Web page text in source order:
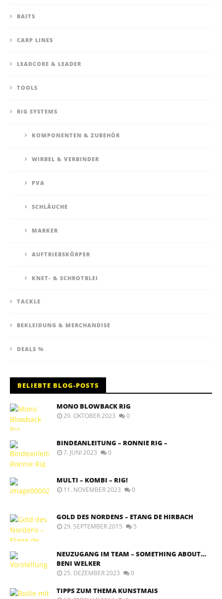
BAITS
CARP LINES
LEADCORE & LEADER
TOOLS
RIG SYSTEMS
KOMPONENTEN & ZUBEHÖR
WIRBEL & VERBINDER
PVA
SCHLÄUCHE
MARKER
AUFTRIEBSKÖRPER
KNET- & SCHROTBLEI
TACKLE
BEKLEIDUNG & MERCHANDISE
DEALS %
BELIEBTE BLOG-POSTS
MONO BLOWBACK RIG
29. OKTOBER 2023 0
BINDEANLEITUNG – RONNIE RIG –
7. JUNI 2023 0
MULTI – KOMBI – RIG!
11. NOVEMBER 2023 0
GOLD DES NORDENS – ETANG DE HIRBACH
29. SEPTEMBER 2015 5
NEUZUGANG IM TEAM – SOMETHING ABOUT…
BENI WELKER
25. DEZEMBER 2023 0
TIPPS ZUM THEMA KUNSTMAIS